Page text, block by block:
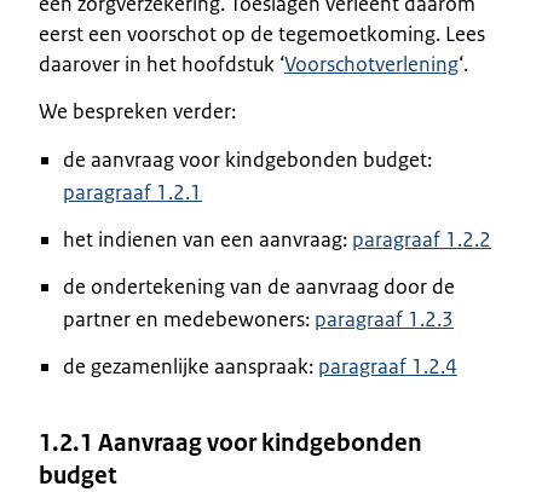
eerst een voorschot op de tegemoetkoming. Lees
daarover in het hoofdstuk ‘Voorschotverlening‘.
We bespreken verder:
de aanvraag voor kindgebonden budget:
paragraaf 1.2.1
het indienen van een aanvraag: paragraaf 1.2.2
de ondertekening van de aanvraag door de
partner en medebewoners: paragraaf 1.2.3
de gezamenlijke aanspraak: paragraaf 1.2.4
1.2.1 Aanvraag voor kindgebonden
budget